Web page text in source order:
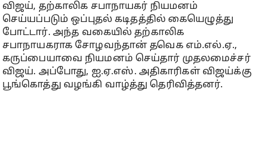
விஜய், தற்காலிக சபாநாயகர் நியமனம்
செய்யப்படும் ஒப்புதல் கடிதத்தில் கையெழுத்து
போட்டார். அந்த வகையில் தற்காலிக
சபாநாயகராக சோழவந்தான் தவெக எம்.எல்.ஏ.,
கருப்பையாவை நியமனம் செய்தார் முதலமைச்சர்
விஜய். அப்போது, ஐ.ஏ.எஸ். அதிகாரிகள் விஜய்க்கு
பூங்கொத்து வழங்கி வாழ்த்து தெரிவித்தனர்.